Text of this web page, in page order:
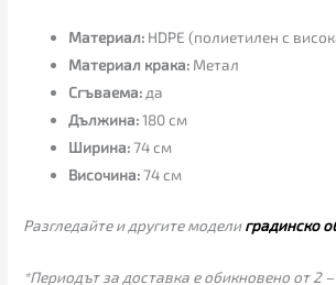
Материал: HDPE (полиетилен с
Материал крака: Метал
Сгъваема: да
Дължина:180 см
Ширина:74 см
Височина:74 см
Разгледайте и другите моделиградинско
*Периодът за доставка е обикновено от 2